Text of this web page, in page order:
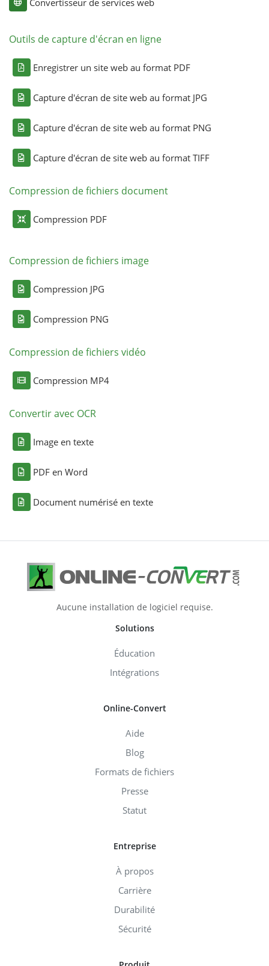
Convertisseur de services web
Outils de capture d'écran en ligne
Enregistrer un site web au format PDF
Capture d'écran de site web au format JPG
Capture d'écran de site web au format PNG
Capture d'écran de site web au format TIFF
Compression de fichiers document
Compression PDF
Compression de fichiers image
Compression JPG
Compression PNG
Compression de fichiers vidéo
Compression MP4
Convertir avec OCR
Image en texte
PDF en Word
Document numérisé en texte
Aucune installation de logiciel requise.
Solutions
Éducation
Intégrations
Online-Convert
Aide
Blog
Formats de fichiers
Presse
Statut
Entreprise
À propos
Carrière
Durabilité
Sécurité